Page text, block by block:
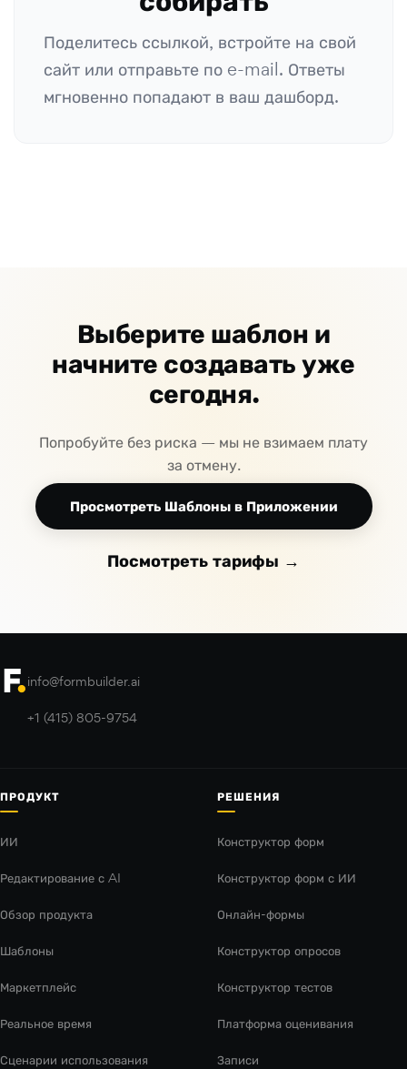
Поделитесь ссылкой, встройте на свой
сайт или отправьте по e-mail. Ответы
мгновенно попадают в ваш дашборд.
Выберите шаблон и
начните создавать уже
сегодня.
Попробуйте без риска — мы не взимаем плату
за отмену.
Просмотреть Шаблоны в Приложении
Посмотреть тарифы →
info@formbuilder.ai
+1 (415) 805-9754
ПРОДУКТ
ИИ
Редактирование с AI
Обзор продукта
Шаблоны
Маркетплейс
Реальное время
Сценарии использования
РЕШЕНИЯ
Конструктор форм
Конструктор форм с ИИ
Онлайн-формы
Конструктор опросов
Конструктор тестов
Платформа оценивания
Записи